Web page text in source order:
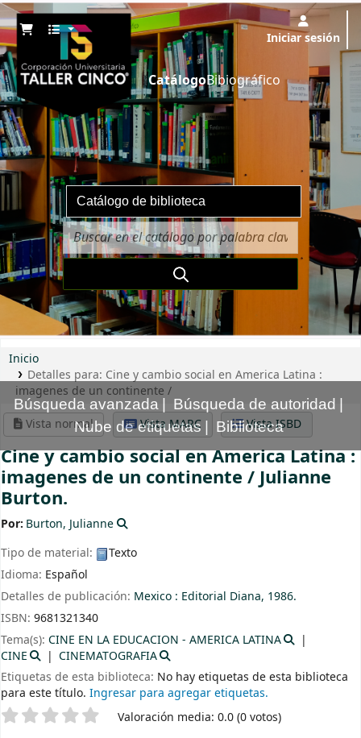
Iniciar sesión
CatálogoBibiográfico
Búsqueda avanzada
Búsqueda de autoridad
Nube de etiquetas
Biblioteca
Inicio
Detalles para: Cine y cambio social en America Latina :
imagenes de un continente /
Vista normal
Vista MARC Vista ISBD
Cine y cambio social en America Latina :
imagenes de un continente / Julianne
Burton.
Por: Burton, Julianne
Tipo de material:
Texto
Idioma: Español
Detalles de publicación: Mexico : Editorial Diana, 1986.
ISBN: 9681321340
Tema(s): CINE EN LA EDUCACION - AMERICA LATINA
CINE
CINEMATOGRAFIA
Etiquetas de esta biblioteca: No hay etiquetas de esta biblioteca
para este título. Ingresar para agregar etiquetas.
Valoración Valoración media: 0.0 (0 votos)